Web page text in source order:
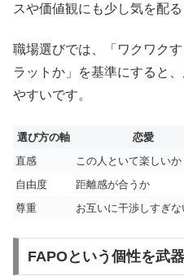
スや価値観にも少し気を配
職場選びでは、「ワクワク
ラットか」を基準にすると
やすいです。
選び方の軸 恋愛
直感
この人といて楽しいか
自由度
距離感が合うか
尊重
お互いに干渉しすぎな
FAPOという個性を武